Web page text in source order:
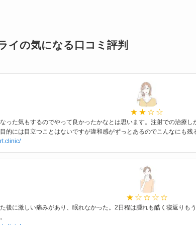
イの気になる口コミ評判
った気もするのでやって良かったかなとは思います。注射での治療
的には目立つことはないですが違和感がずっとあるのでこんなにも残
後に激しい痛みがあり、眠れなかった。2日程は腫れも酷く寝返りも